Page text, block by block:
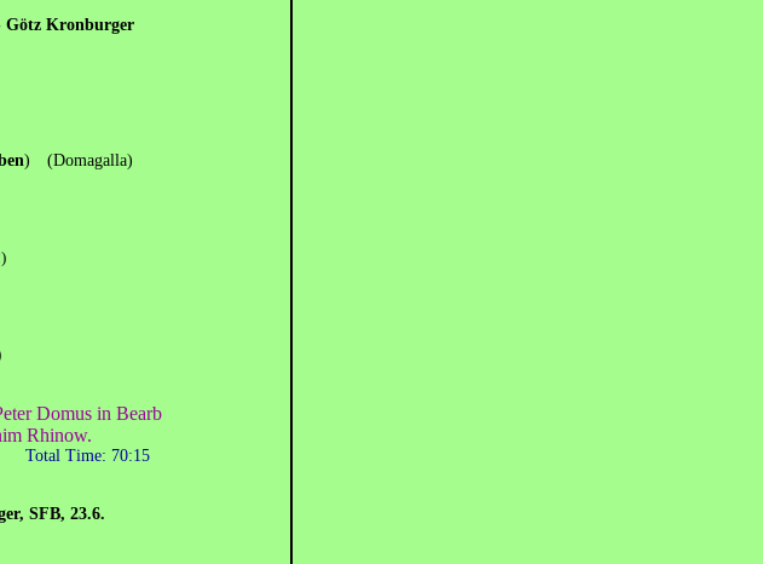
Götz Kronburger
) (Domagalla)
Domus in Bearb
Rhinow.
Total Time: 70:15
SFB, 23.6.